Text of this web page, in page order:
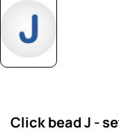
Click bead J -